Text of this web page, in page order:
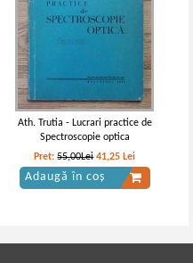
Ath. Trutia - Lucrari practice de
Spectroscopie optica
Pret:55,00Lei 41,25 Lei
Adaugă în coș